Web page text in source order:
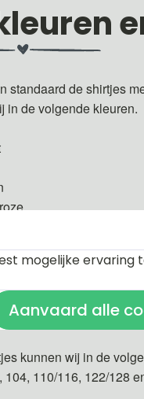
standaard de shirtjes
in de volgende kleuren.
blauw
zijn van 100% katoen
kunnen wij in de
104, 110/116, 122/128
mogelijke ervaring
Aanvaard alle